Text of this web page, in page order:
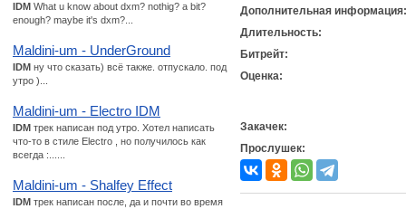
IDM What u know about dxm? nothig? a bit?
enough? maybe it's dxm?...
Maldini-um - UnderGround
IDM ну что сказать) всё также. отпускало. под
утро )...
Maldini-um - Electro IDM
IDM трек написан под утро. Хотел написать
что-то в стиле Electro , но получилось как
всегда :......
Maldini-um - Shalfey Effect
IDM трек написан после, да и почти во время
Дополнительная информация:
Длительность:
Битрейт:
Оценка:
Закачек:
Прослушек: